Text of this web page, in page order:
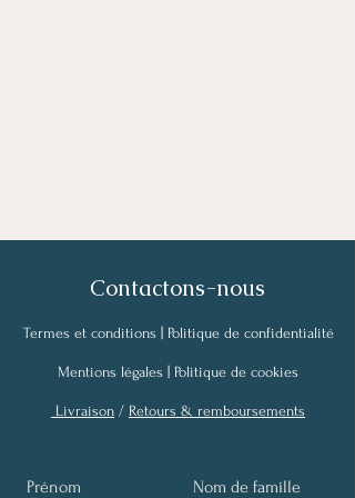
Contactons-nous
Termes et conditions | Politique de confidentialité
Mentions légales | Politique de cookies
Livraison / Retours & remboursements
Prénom Nom de famille